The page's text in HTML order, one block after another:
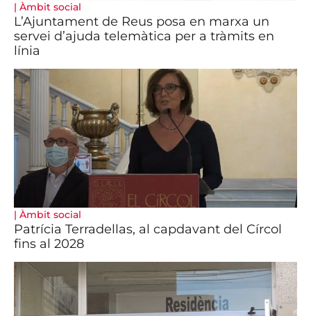
| Àmbit social
L’Ajuntament de Reus posa en marxa un
servei d’ajuda telemàtica per a tràmits en
línia
| Àmbit social
Patrícia Terradellas, al capdavant del Círcol
fins al 2028